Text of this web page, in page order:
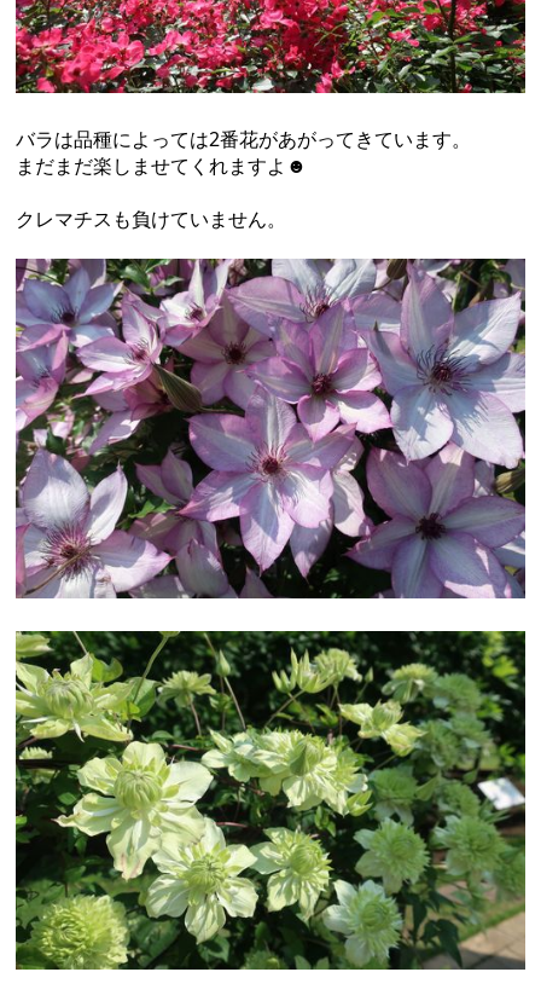
バラは品種によっては2番花があがってきています。
まだまだ楽しませてくれますよ☻
クレマチスも負けていません。